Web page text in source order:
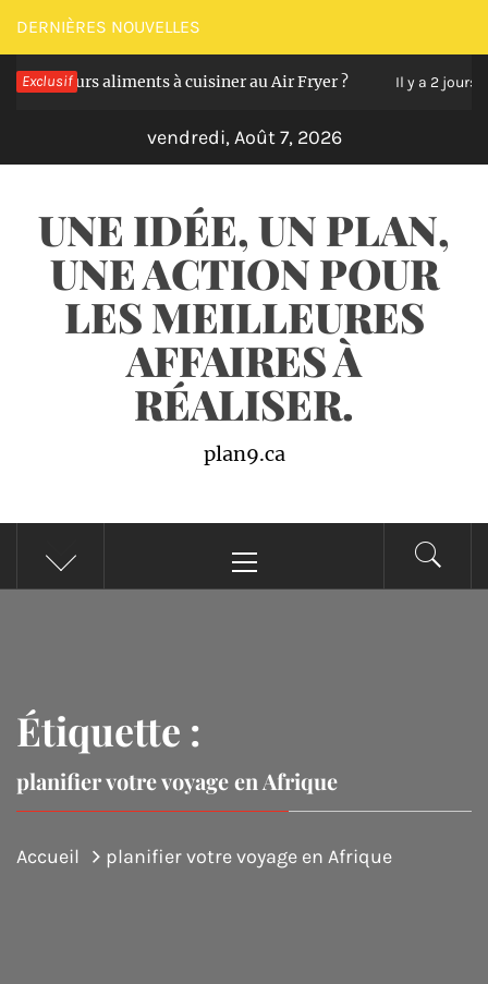
Passer
au
contenu
DERNIÈRES NOUVELLES
Exclusifaliments à cuisiner au Air Fryer ? Il y a 2 jours
vendredi, Août 7, 2026
UNE IDÉE, UN PLAN,
UNE ACTION POUR
LES MEILLEURES
AFFAIRES À
RÉALISER.
plan9.ca
principal
Étiquette :
planifier votre voyage en Afrique
Accueil planifier votre voyage en Afrique